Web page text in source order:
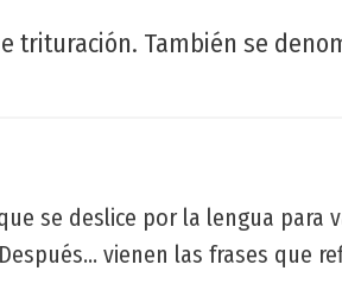
trituración. También se
se deslice por la lengua para
vienen las frases que